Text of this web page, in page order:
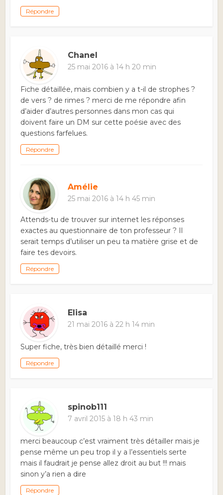
Répondre
Chanel
25 mai 2016 à 14 h 20 min
Fiche détaillée, mais combien y a t-il de strophes ?
de vers ? de rimes ? merci de me répondre afin
d’aider d’autres personnes dans mon cas qui
doivent faire un DM sur cette poésie avec des
questions farfelues.
Répondre
Amélie
25 mai 2016 à 14 h 45 min
Attends-tu de trouver sur internet les réponses
exactes au questionnaire de ton professeur ? Il
serait temps d’utiliser un peu ta matière grise et de
faire tes devoirs.
Répondre
Elisa
21 mai 2016 à 22 h 14 min
Super fiche, très bien détaillé merci !
Répondre
spinob111
7 avril 2015 à 18 h 43 min
merci beaucoup c’est vraiment très détailler mais je
pense même un peu trop il y a l’essentiels serte
mais il faudrait je pense allez droit au but !!! mais
sinon y’a rien a dire
Répondre